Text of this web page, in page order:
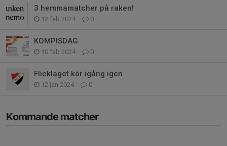
3 hemmamatcher på raken!
12 feb 2024 0
KOMPISDAG
10 feb 2024 0
Flicklaget kör igång igen
12 jan 2024 0
Kommande matcher